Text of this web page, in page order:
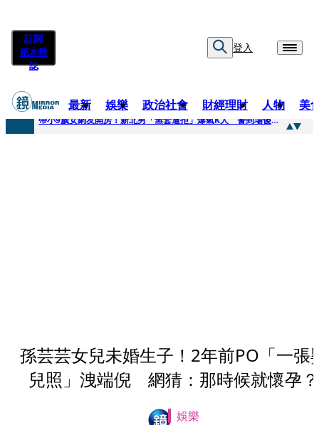
訂閱
紙本雜
誌
登入
最新 娛樂 政治社會 財經理財 人物 美
快訊
帶小9歲女網友開房！新北男「無套遭拒」爆氣K人 警到場傻眼搜到手銬、改造槍
孫芸芸女兒未婚生子！2年前PO「一張
兒照」洩端倪 網猜：那時候就懷孕？
娛樂